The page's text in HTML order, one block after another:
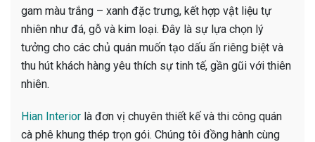
gam màu trắng – xanh đặc trưng, kết hợp vật liệu tự
nhiên như đá, gỗ và kim loại. Đây là sự lựa chọn lý
tưởng cho các chủ quán muốn tạo dấu ấn riêng biệt và
thu hút khách hàng yêu thích sự tinh tế, gần gũi với thiên
nhiên.
Hian Interior là đơn vị chuyên thiết kế và thi công quán
cà phê khung thép trọn gói. Chúng tôi đồng hành cùng